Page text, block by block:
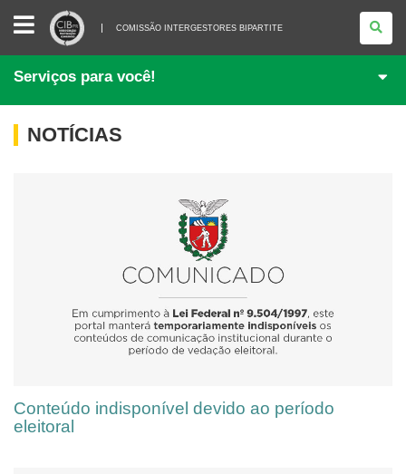
COMISSÃO
INTERGESTORES
BIPARTITE
COMISSÃO INTERGESTORES BIPARTITE
Serviços para você!
NOTÍCIAS
Conteúdo indisponível devido ao período
eleitoral